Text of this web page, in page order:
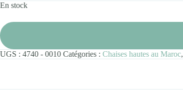
En stock
UGS : 4740 - 0010 Catégories : Chaises hautes au Maroc,